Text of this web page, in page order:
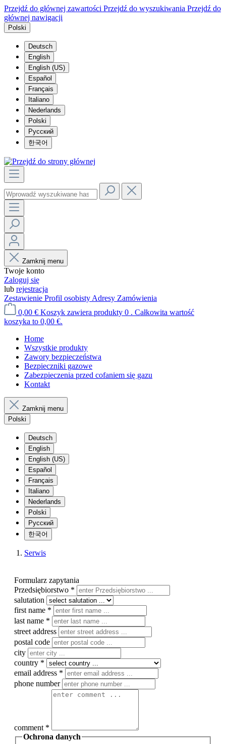
Przejdź do głównej zawartości Przejdź do wyszukiwania Przejdź do
głównej nawigacji
Polski
Deutsch
English
English (US)
Español
Français
Italiano
Nederlands
Polski
Русский
한국어
Zamknij menu
Twoje konto
Zaloguj się
lub rejestracja
Zestawienie Profil osobisty Adresy Zamówienia
0,00 € Koszyk zawiera produkty 0 . Całkowita wartość
koszyka to 0,00 €.
Home
Wszystkie produkty
Zawory bezpieczeństwa
Bezpieczniki gazowe
Zabezpieczenia przed cofaniem się gazu
Kontakt
Zamknij menu
Polski
Deutsch
English
English (US)
Español
Français
Italiano
Nederlands
Polski
Русский
한국어
Serwis
Formularz zapytania
Przedsiębiorstwo *
salutation
first name *
last name *
street address
postal code
city
country *
email address *
phone number
comment *
Ochrona danych